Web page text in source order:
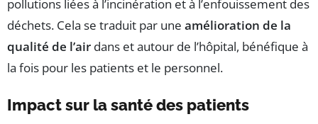
pollutions liées à l’incinération et à l’enfouissement des
déchets. Cela se traduit par une amélioration de la
qualité de l’air dans et autour de l’hôpital, bénéfique à
la fois pour les patients et le personnel.
Impact sur la santé des patients